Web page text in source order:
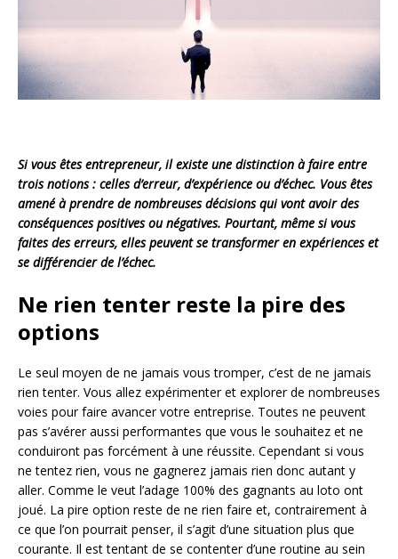
Si vous êtes entrepreneur, il existe une distinction à faire entre
trois notions : celles d’erreur, d’expérience ou d’échec. Vous êtes
amené à prendre de nombreuses décisions qui vont avoir des
conséquences positives ou négatives. Pourtant, même si vous
faites des erreurs, elles peuvent se transformer en expériences et
se différencier de l’échec.
Ne rien tenter reste la pire des
options
Le seul moyen de ne jamais vous tromper, c’est de ne jamais
rien tenter. Vous allez expérimenter et explorer de nombreuses
voies pour faire avancer votre entreprise. Toutes ne peuvent
pas s’avérer aussi performantes que vous le souhaitez et ne
conduiront pas forcément à une réussite. Cependant si vous
ne tentez rien, vous ne gagnerez jamais rien donc autant y
aller. Comme le veut l’adage 100% des gagnants au loto ont
joué. La pire option reste de ne rien faire et, contrairement à
ce que l’on pourrait penser, il s’agit d’une situation plus que
courante. Il est tentant de se contenter d’une routine au sein